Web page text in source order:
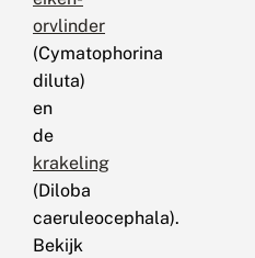
orvlinder
(Cymatophorina
diluta)
en
de
krakeling
(Diloba
caeruleocephala).
Bekijk